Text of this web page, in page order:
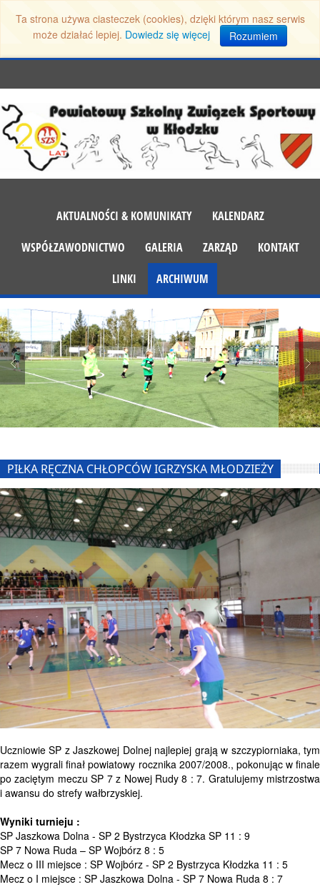
Ta strona używa ciasteczek (cookies), dzięki którym nasz serwis
może działać lepiej. Dowiedz się więcej Rozumiem
AKTUALNOŚCI & KOMUNIKATY
KALENDARZ
WSPÓŁZAWODNICTWO
GALERIA ZARZĄD
KONTAKT
LINKI
ARCHIWUM
PIŁKA RĘCZNA CHŁOPCÓW IGRZYSKA MŁODZIEŻY
Uczniowie SP z Jaszkowej Dolnej najlepiej grają w szczypiorniaka, tym
razem wygrali finał powiatowy rocznika 2007/2008., pokonując w finale
po zaciętym meczu SP 7 z Nowej Rudy 8 : 7. Gratulujemy mistrzostwa
i awansu do strefy wałbrzyskiej.
Wyniki turnieju :
SP Jaszkowa Dolna - SP 2 Bystrzyca Kłodzka SP 11 : 9
SP 7 Nowa Ruda – SP Wojbórz 8 : 5
Mecz o III miejsce : SP Wojbórz - SP 2 Bystrzyca Kłodzka 11 : 5
Mecz o I miejsce : SP Jaszkowa Dolna - SP 7 Nowa Ruda 8 : 7